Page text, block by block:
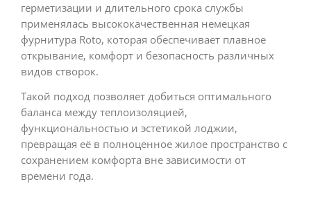
герметизации и длительного срока службы
применялась высококачественная немецкая
фурнитура Roto, которая обеспечивает плавное
открывание, комфорт и безопасность различных
видов створок.
Такой подход позволяет добиться оптимального
баланса между теплоизоляцией,
функциональностью и эстетикой лоджии,
превращая её в полноценное жилое пространство с
сохранением комфорта вне зависимости от
времени года.